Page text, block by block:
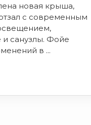
новая крыша,
с современным
санузлы. Фойе
в ...